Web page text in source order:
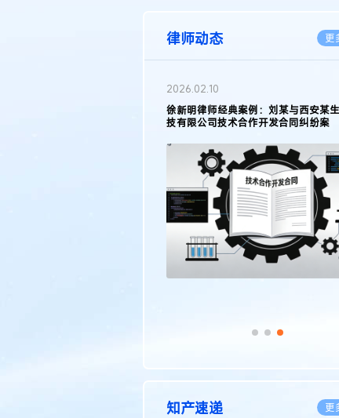
地理标志 更
集成电路布图设计
传统文化 更
律师动态 更
2026.02.10
徐新明律师经典案例：刘某与西安某
技有限公司技术合作开发合同纠纷案
知产速递 更